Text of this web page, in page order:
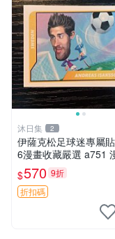
沐日集 2
伊薩克松足球迷專屬
6漫畫收藏嚴選 a751
紙 足球迷
$570 9折
折扣碼